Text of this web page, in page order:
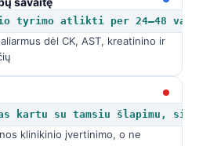
tyrimo atlikti per 24–48
dėl CK, AST, kreatinino ir
kartu su tamsiu šlapimu,
klinikinio įvertinimo, o ne